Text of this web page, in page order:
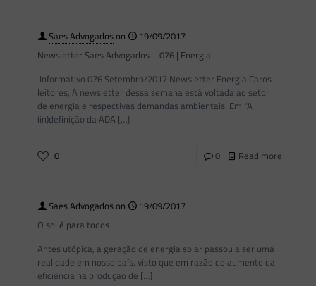
Saes Advogadoson
19/09/2017
Newsletter Saes Advogados – 076 | Energia
Informativo 076 Setembro/2017 Newsletter Energia Caros
leitores, A newsletter dessa semana está voltada ao setor
de energia e respectivas demandas ambientais. Em “A
(in)definição da ADA […]
0 0 Read more
Saes Advogadoson
19/09/2017
O sol é para todos
Antes utópica, a geração de energia solar passou a ser uma
realidade em nosso país, visto que em razão do aumento da
eficiência na produção de […]